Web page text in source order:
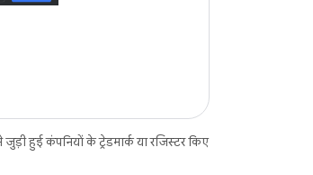
हुई कंपनियों के ट्रेडमार्क या रजिस्टर किए